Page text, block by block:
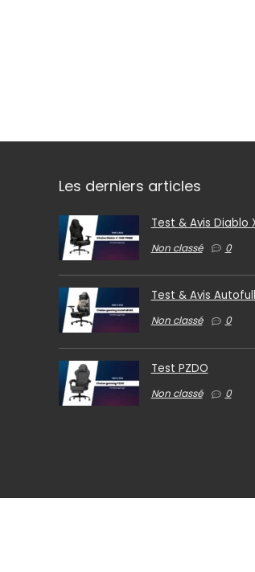
Les derniers articles
Test & Avis Diablo
Non classé 0
Test & Avis
Non classé 0
Test PZDO
Non classé 0